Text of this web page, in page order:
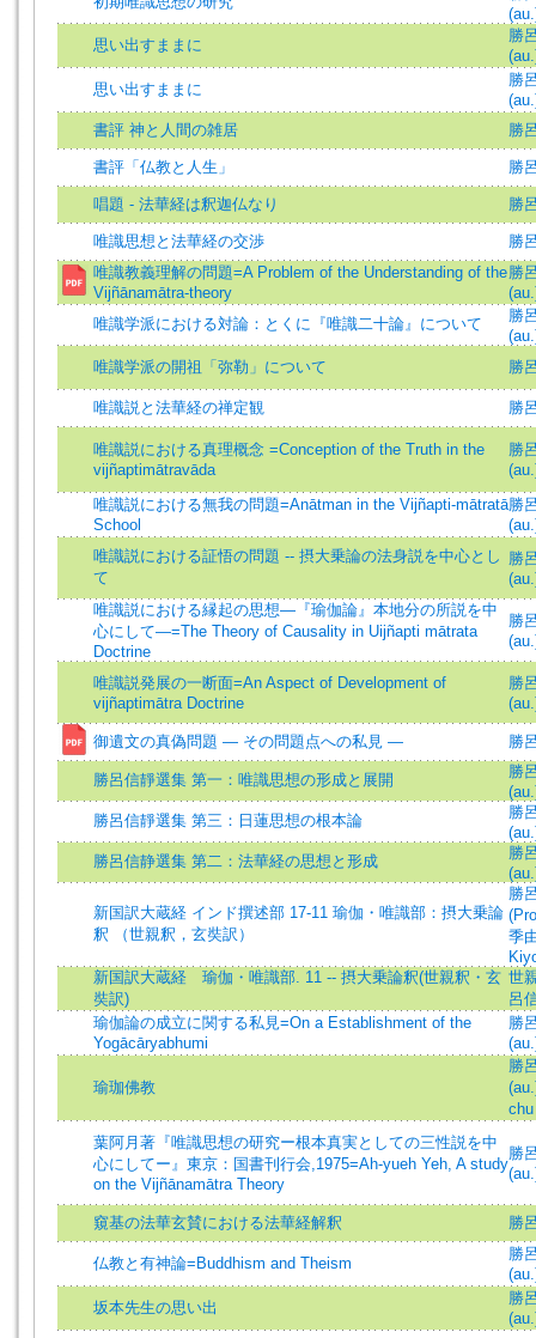
思い出すままに
勝
思い出すままに
勝
書評 神と人間の雑居
勝
書評「仏教と人生」 勝
唱題 - 法華経は釈迦仏なり 勝
唯識思想と法華経の交渉
勝
唯識教義理解の問題=A Problem of the Understanding of the
Vijñānamātra-theory
勝
唯識学派における対論：とくに『唯識二十論』について
勝
唯識学派の開祖「弥勒」について
勝
唯識説と法華経の禅定観 勝
唯識説における真理概念 =Conception of the Truth in the
vijñaptimātravāda
勝
唯識説における無我の問題=Anātman in the Vijñapti-mātratā
School
勝
唯識説における証悟の問題 -- 摂大乗論の法身説を中心とし
て
勝
唯識説における縁起の思想―『瑜伽論』本地分の所説を中
心にして―=The Theory of Causality in Uijñapti mātrata
Doctrine
勝
唯識説発展の一断面=An Aspect of Development of
vijñaptimātra Doctrine
勝
御遺文の真偽問題 ― その問題点への私見 — 勝
勝呂信靜選集 第一：唯識思想の形成と展開
勝
勝呂信靜選集 第三：日蓮思想の根本論
勝
勝呂信静選集 第二：法華経の思想と形成
勝
新国訳大蔵経 インド撰述部 17-11 瑜伽・唯識部：摂大乗論
釈 （世親釈，玄奘訳）
勝
季
新国訳大蔵経 瑜伽・唯識部. 11 -- 摂大乗論釈(世親釈・玄
奘訳)
世
呂
瑜伽論の成立に関する私見=On a Establishment of the
Yogācāryabhumi
勝
瑜珈佛教
勝
葉阿月著『唯識思想の研究ー根本真実としての三性説を中
心にしてー』東京：国書刊行会,1975=Ah-yueh Yeh, A study
on the Vijñānamātra Theory
勝
窺基の法華玄賛における法華経解釈 勝
仏教と有神論=Buddhism and Theism
勝
坂本先生の思い出
勝